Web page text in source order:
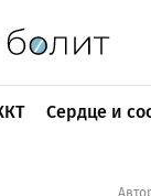
Сердце и